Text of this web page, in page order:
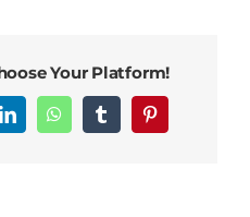
Your Platform!
LinkedInWhatsAppTumblrPinterest